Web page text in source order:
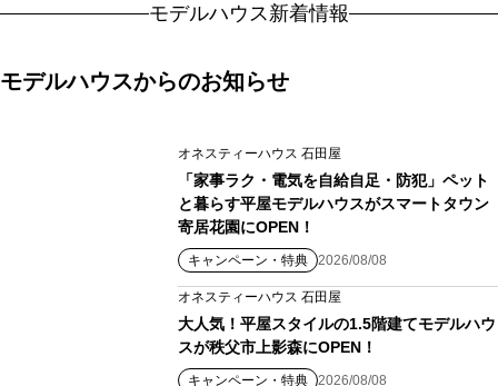
モデルハウス新着情報
モデルハウスからのお知らせ
オネスティーハウス 石田屋
「家事ラク・電気を自給自足・防犯」ペット
と暮らす平屋モデルハウスがスマートタウン
寄居花園にOPEN！
キャンペーン・特典 2026/08/08
オネスティーハウス 石田屋
大人気！平屋スタイルの1.5階建てモデルハウ
スが秩父市上影森にOPEN！
キャンペーン・特典 2026/08/08